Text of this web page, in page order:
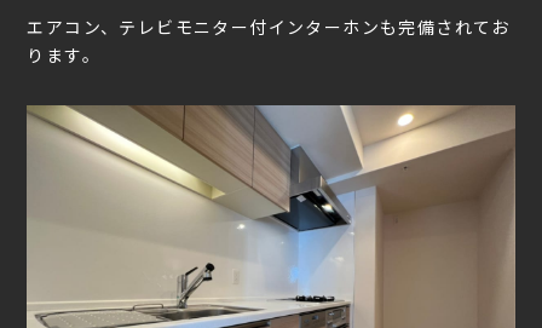
エアコン、テレビモニター付インターホンも完備されてお
ります。